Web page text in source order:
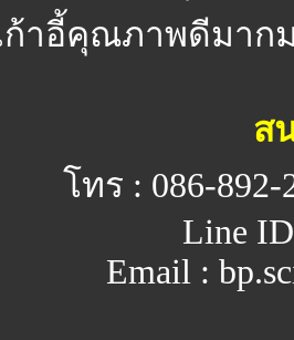
ก้าอี้คุณภาพดีมาก
ส
โทร : 086-892-
Line
Email :